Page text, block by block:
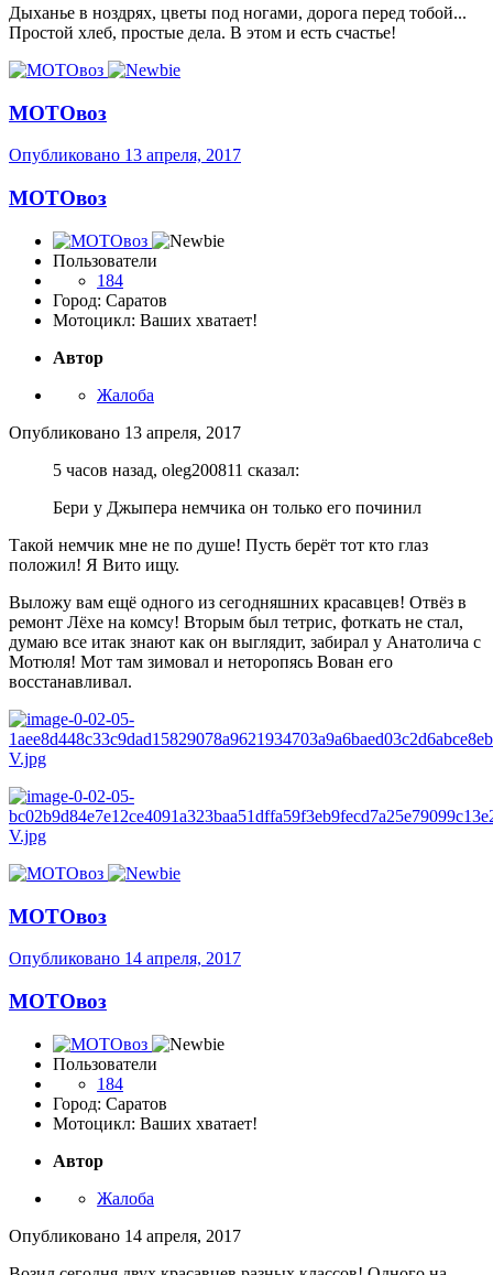
Дыханье в ноздрях, цветы под ногами, дорога перед тобой...
Простой хлеб, простые дела. В этом и есть счастье!
МОТОвоз
Опубликовано 13 апреля, 2017
МОТОвоз
Пользователи
184
Город: Саратов
Мотоцикл: Ваших хватает!
Автор
Жалоба
Опубликовано 13 апреля, 2017
5 часов назад, oleg200811 сказал:
Бери у Джыпера немчика он только его починил
Такой немчик мне не по душе! Пусть берёт тот кто глаз
положил! Я Вито ищу.
Выложу вам ещё одного из сегодняшних красавцев! Отвёз в
ремонт Лёхе на комсу! Вторым был тетрис, фоткать не стал,
думаю все итак знают как он выглядит, забирал у Анатолича с
Мотюля! Мот там зимовал и неторопясь Вован его
восстанавливал.
МОТОвоз
Опубликовано 14 апреля, 2017
МОТОвоз
Пользователи
184
Город: Саратов
Мотоцикл: Ваших хватает!
Автор
Жалоба
Опубликовано 14 апреля, 2017